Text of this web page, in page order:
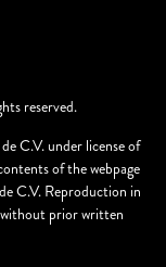
reserved.
C.V. under license of
of the webpage
C.V. Reproduction in
without prior written